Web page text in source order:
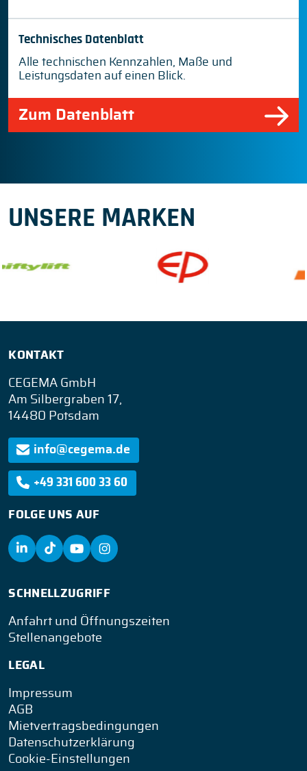
Technisches Datenblatt
Alle technischen Kennzahlen, Maße und
Leistungsdaten auf einen Blick.
Zum Datenblatt
UNSERE MARKEN
KONTAKT
CEGEMA GmbH
Am Silbergraben 17,
14480 Potsdam
info@cegema.de
+49 331 600 33 60
FOLGE UNS AUF
SCHNELLZUGRIFF
Anfahrt und Öffnungszeiten
Stellenangebote
LEGAL
Impressum
AGB
Mietvertragsbedingungen
Datenschutzerklärung
Cookie-Einstellungen